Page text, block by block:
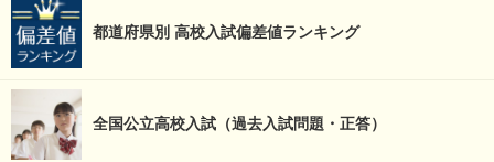
都道府県別 高校入試偏差値ランキング
全国公立高校入試（過去入試問題・正答）